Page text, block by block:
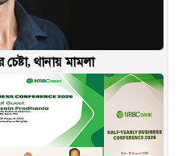
থানায় মামলা